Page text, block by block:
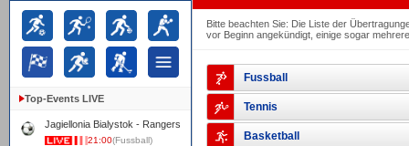
Top-Events LIVE
Jagiellonia Bialystok - Rangers
21:00(Fussball)
Bitte beachten Sie: Die Liste der
vor Beginn angekündigt, einige sogar
Fussball
Tennis
Basketball